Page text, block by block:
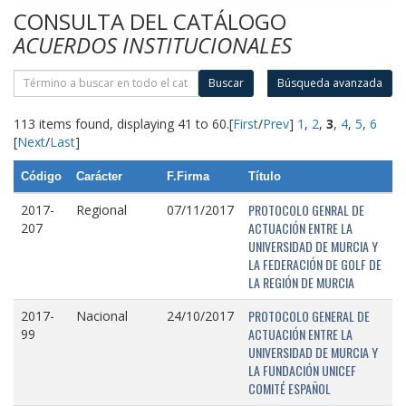
CONSULTA DEL CATÁLOGO
ACUERDOS INSTITUCIONALES
Buscar Búsqueda avanzada
113 items found, displaying 41 to 60.[First/Prev] 1 , 2, 3, 4, 5, 6
[Next/Last]
Código Carácter F.Firma Título
2017-
207
Regional 07/11/2017
PROTOCOLO GENRAL DE
ACTUACIÓN ENTRE LA
UNIVERSIDAD DE MURCIA Y
LA FEDERACIÓN DE GOLF DE
LA REGIÓN DE MURCIA
2017-
99
Nacional 24/10/2017
PROTOCOLO GENERAL DE
ACTUACIÓN ENTRE LA
UNIVERSIDAD DE MURCIA Y
LA FUNDACIÓN UNICEF
COMITÉ ESPAÑOL